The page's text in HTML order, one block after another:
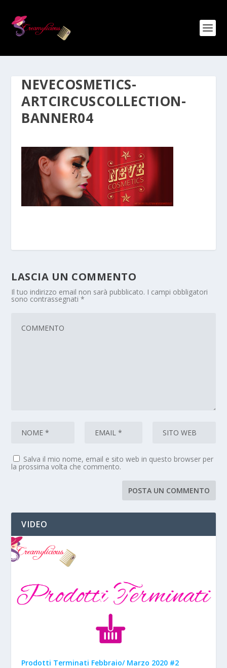
NEVECOSMETICS-
ARTCIRCUSCOLLECTION-
BANNER04
LASCIA UN COMMENTO
Il tuo indirizzo email non sarà pubblicato. I campi obbligatori
sono contrassegnati*
Salva il mio nome, email e sito web in questo browser per
la prossima volta che commento.
VIDEO
Prodotti Terminati Febbraio/ Marzo 2020 #2